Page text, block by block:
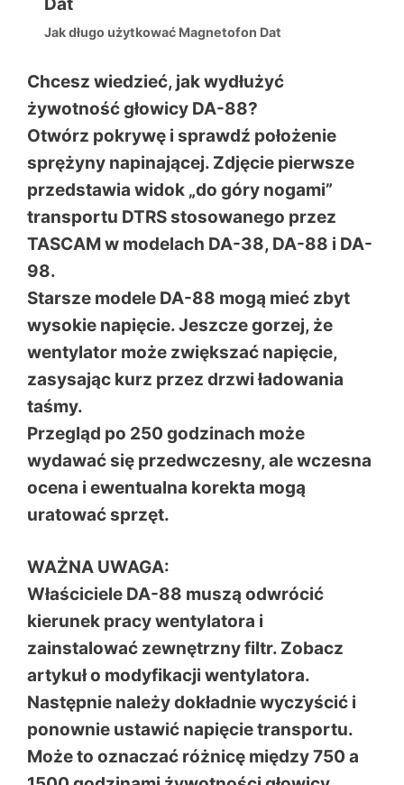
Jak długo użytkować Magnetofon Dat
Chcesz wiedzieć, jak wydłużyć
żywotność głowicy DA-88?
Otwórz pokrywę i sprawdź położenie
sprężyny napinającej. Zdjęcie pierwsze
przedstawia widok „do góry nogami”
transportu DTRS stosowanego przez
TASCAM w modelach DA-38, DA-88 i DA-
98.
Starsze modele DA-88 mogą mieć zbyt
wysokie napięcie. Jeszcze gorzej, że
wentylator może zwiększać napięcie,
zasysając kurz przez drzwi ładowania
taśmy.
Przegląd po 250 godzinach może
wydawać się przedwczesny, ale wczesna
ocena i ewentualna korekta mogą
uratować sprzęt.
WAŻNA UWAGA:
Właściciele DA-88 muszą odwrócić
kierunek pracy wentylatora i
zainstalować zewnętrzny filtr. Zobacz
artykuł o modyfikacji wentylatora.
Następnie należy dokładnie wyczyścić i
ponownie ustawić napięcie transportu.
Może to oznaczać różnicę między 750 a